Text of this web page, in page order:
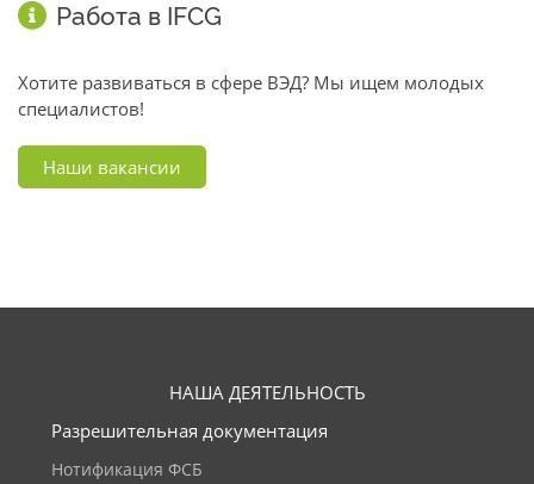
Работа в IFCG
Хотите развиваться в сфере ВЭД? Мы ищем молодых
специалистов!
Наши вакансии
НАША ДЕЯТЕЛЬНОСТЬ
Разрешительная документация
Нотификация ФСБ